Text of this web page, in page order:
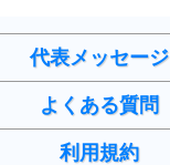
代表メッセージ
よくある質問
利用規約